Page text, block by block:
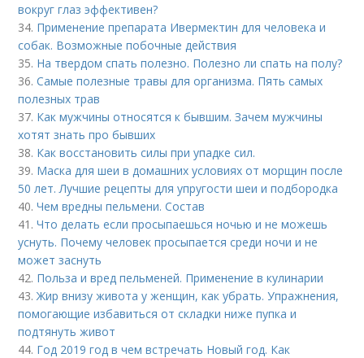
вокруг глаз эффективен?
34. Применение препарата Ивермектин для человека и
собак. Возможные побочные действия
35. На твердом спать полезно. Полезно ли спать на полу?
36.Самые полезные травы для организма. Пять самых
полезных трав
37. Как мужчины относятся к бывшим. Зачем мужчины
хотят знать про бывших
38. Как восстановить силы при упадке сил.
39. Маска для шеи в домашних условиях от морщин после
50 лет. Лучшие рецепты для упругости шеи и подбородка
40.Чем вредны пельмени. Состав
41.Что делать если просыпаешься ночью и не можешь
уснуть. Почему человек просыпается среди ночи и не
может заснуть
42. Польза и вред пельменей. Применение в кулинарии
43.Жир внизу живота у женщин, как убрать. Упражнения,
помогающие избавиться от складки ниже пупка и
подтянуть живот
44. Год 2019 год в чем встречать Новый год. Как